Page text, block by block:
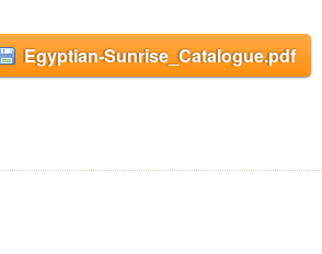
Egyptian-Sunrise_Catalogue.pdf